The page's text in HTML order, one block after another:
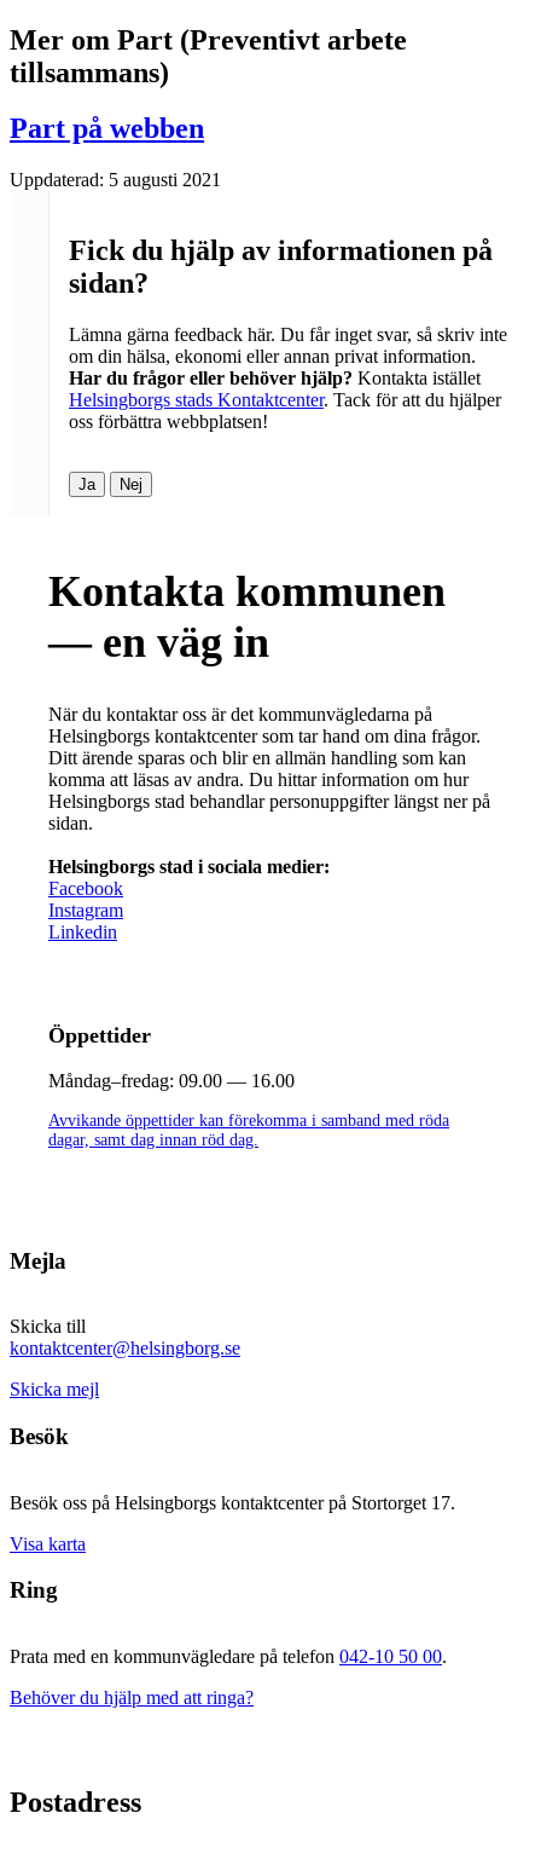
Mer om Part (Preventivt arbete
tillsammans)
Part på webben
Uppdaterad: 5 augusti 2021
Fick du hjälp av informationen på
sidan?
Lämna gärna feedback här. Du får inget svar, så skriv inte
om din hälsa, ekonomi eller annan privat information.
Har du frågor eller behöver hjälp? Kontakta istället
Helsingborgs stads Kontaktcenter. Tack för att du hjälper
oss förbättra webbplatsen!
Ja Nej
Kontakta kommunen
— en väg in
När du kontaktar oss är det kommunvägledarna på
Helsingborgs kontaktcenter som tar hand om dina frågor.
Ditt ärende sparas och blir en allmän handling som kan
komma att läsas av andra. Du hittar information om hur
Helsingborgs stad behandlar personuppgifter längst ner på
sidan.
Helsingborgs stad i sociala medier:
Facebook
Instagram
Linkedin
Öppettider
Måndag–fredag: 09.00 — 16.00
Avvikande öppettider kan förekomma i samband med röda
dagar, samt dag innan röd dag.
Mejla
Skicka till
kontaktcenter@helsingborg.se
Skicka mejl
Besök
Besök oss på Helsingborgs kontaktcenter på Stortorget 17.
Visa karta
Ring
Prata med en kommunvägledare på telefon 042-10 50 00.
Behöver du hjälp med att ringa?
Postadress